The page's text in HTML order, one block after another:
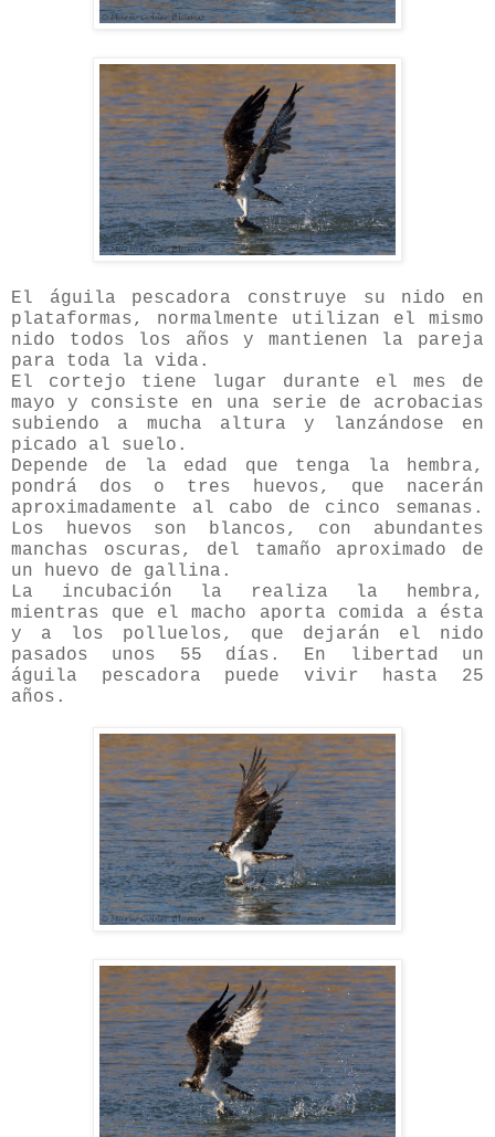
El águila pescadora construye su nido en
plataformas, normalmente utilizan el mismo
nido todos los años y mantienen la pareja
para toda la vida.
El cortejo tiene lugar durante el mes de
mayo y consiste en una serie de acrobacias
subiendo a mucha altura y lanzándose en
picado al suelo.
Depende de la edad que tenga la hembra,
pondrá dos o tres huevos, que nacerán
aproximadamente al cabo de cinco semanas.
Los huevos son blancos, con abundantes
manchas oscuras, del tamaño aproximado de
un huevo de gallina.
La incubación la realiza la hembra,
mientras que el macho aporta comida a ésta
y a los polluelos, que dejarán el nido
pasados unos 55 días. En libertad un
águila pescadora puede vivir hasta 25
años.